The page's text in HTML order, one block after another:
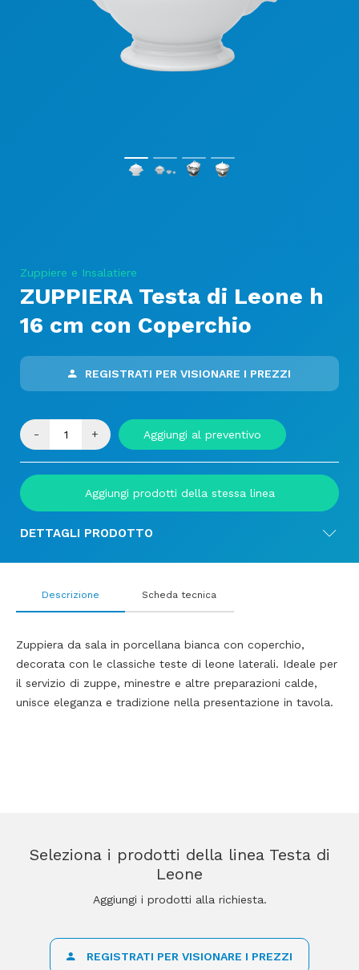
Zuppiere e Insalatiere
ZUPPIERA Testa di Leone h
16 cm con Coperchio
REGISTRATI PER VISIONARE I PREZZI
- + Aggiungi al preventivo
Aggiungi prodotti della stessa linea
DETTAGLI PRODOTTO
Descrizione
Zuppiera da sala in porcellana bianca con coperchio,
decorata con le classiche teste di leone laterali. Ideale per
il servizio di zuppe, minestre e altre preparazioni calde,
unisce eleganza e tradizione nella presentazione in tavola.
Scheda tecnica
Seleziona i prodotti della linea Testa di
Leone
Aggiungi i prodotti alla richiesta.
REGISTRATI PER VISIONARE I PREZZI